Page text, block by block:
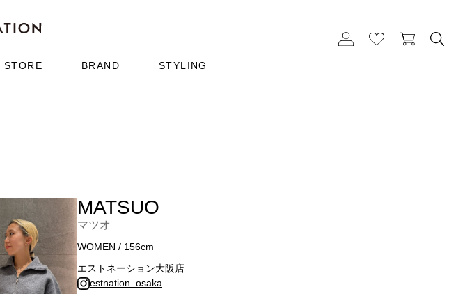
STORE BRAND STYLING
MATSUO
マツオ
WOMEN / 156cm
エストネーション大阪店
estnation_osaka